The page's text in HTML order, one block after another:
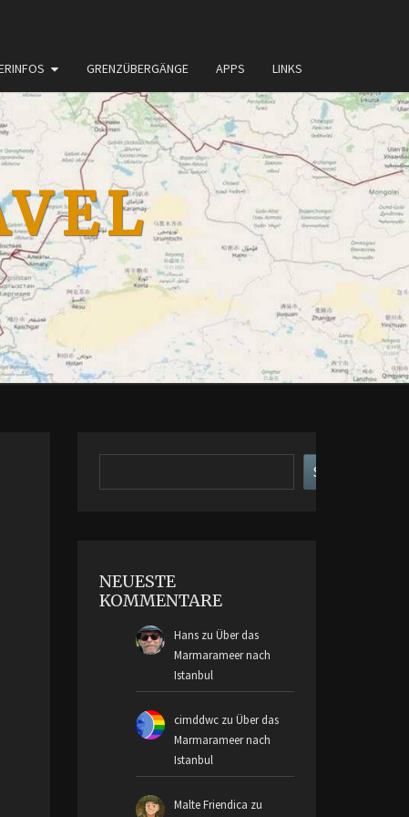
GRENZÜBERGÄNGE APPS LINKS
Suchen
NEUESTE
KOMMENTARE
Hanszu Über das
Marmarameer nach
Istanbul
cimddwczu Über das
Marmarameer nach
Istanbul
Malte Friendica zu